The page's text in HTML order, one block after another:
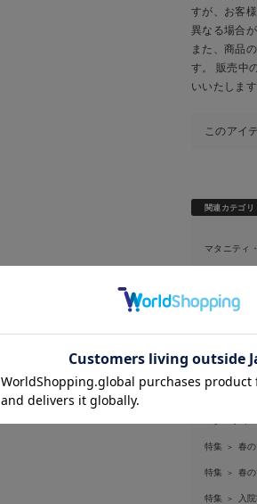
すが、 お客
異なる場合
また、商品
す。 販売中
いいたします
このアイ
関連カテゴリ
マタニティ
マタニティ
商品は以下に
特集 ＞ 春
特集 ＞ 春
特集 ＞ 入
お気に入り商品を確認する